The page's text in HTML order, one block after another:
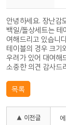
안녕하세요. 장난감
백일/돌상세트는 테
여해드리고 있습니
테이블의 경우 크기
우려가 있어 대여해
소중한 의견 감사드
목록
▲ 이전글